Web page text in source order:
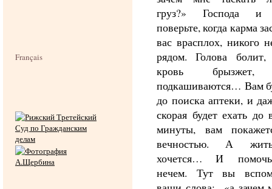
Français
груз?» Господа и
поверьте, когда карма
вас врасплох, никого
рядом. Голова болит,
кровь брызжет,
подкашиваются… Вам
до поиска аптеки, и
скорая будет ехать до
минуты, вам
вечностью. А
хочется… И
нечем. Тут вы